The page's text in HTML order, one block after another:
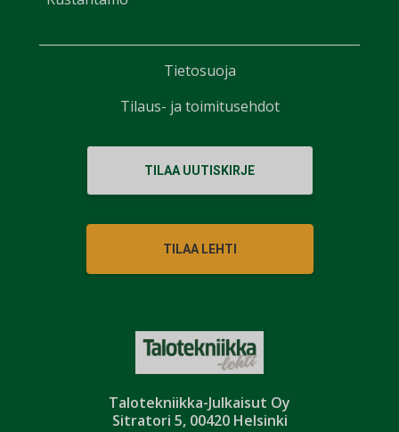
Talotekniikka-Julkaisut Oy
Sitratori 5, 00420 Helsinki
TILAA UUTISKIRJE
TILAA LEHTI
Tietosuoja
Tilaus- ja toimitusehdot